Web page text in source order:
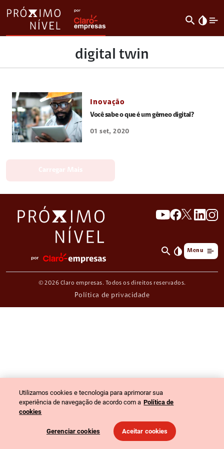
search invert_colors
digital twin
Inovação
Você sabe o que é um gêmeo digital?
01 set, 2020
search invert_colors Menu
© 2026 Claro empresas. Todos os direitos reservados.
Política de privacidade
Utilizamos cookies e tecnologia para aprimorar sua
experiência de navegação de acordo com a Política de
cookies
Gerenciar cookies Aceitar cookies